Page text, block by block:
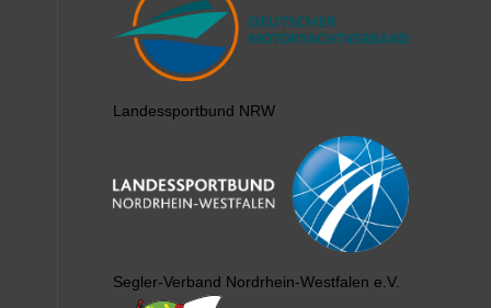
Landessportbund NRW
Segler-Verband Nordrhein-Westfalen e.V.